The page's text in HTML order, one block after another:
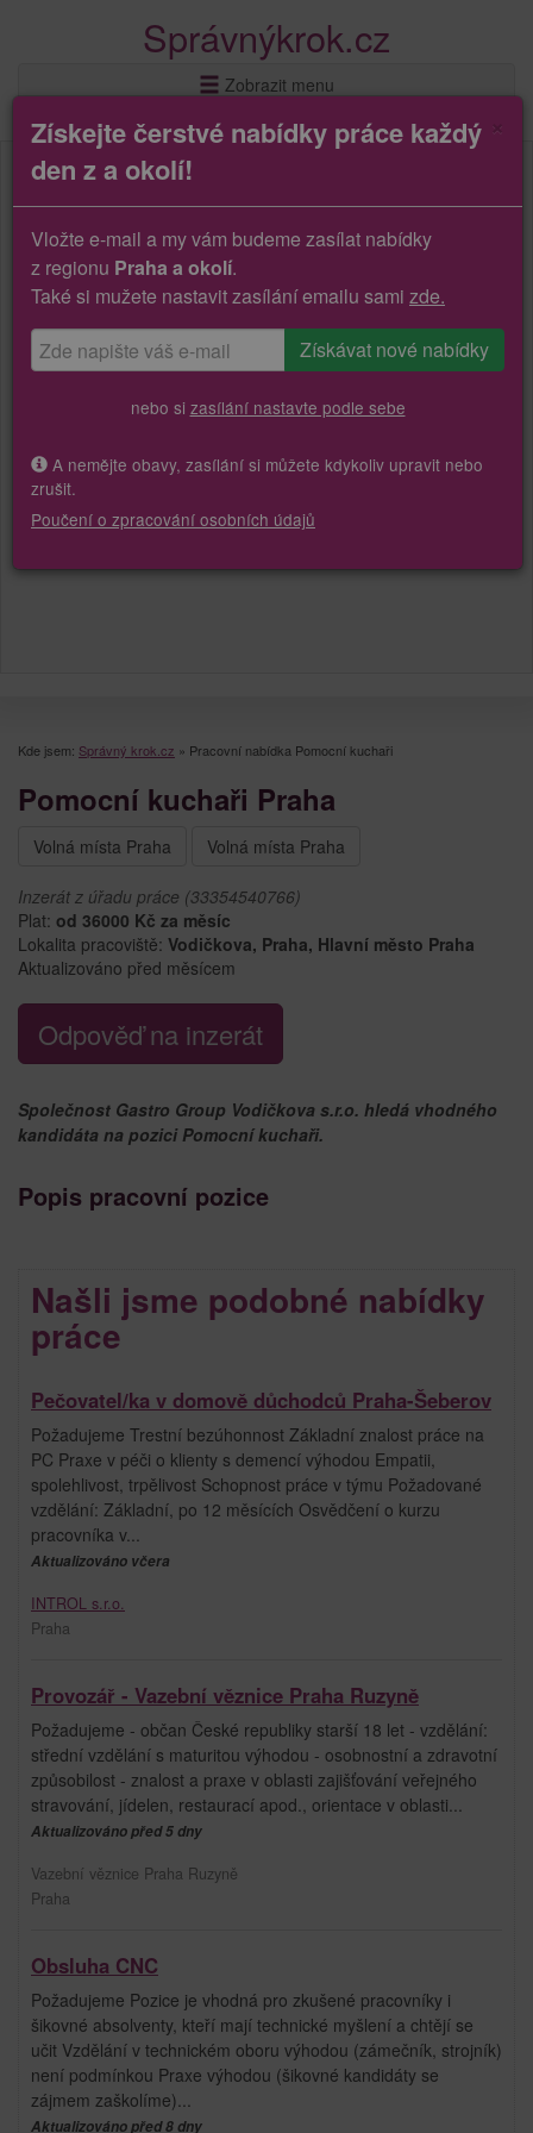
Správnýkrok.cz
Zobrazit menu
Kde jsem: Správný krok.cz » Pracovní nabídka Pomocní kuchaři
Pomocní kuchaři Praha
Volná místa Praha Volná místa Praha
Inzerát z úřadu práce (33354540766)
Plat: od 36000 Kč za měsíc
Lokalita pracoviště: Vodičkova, Praha, Hlavní město Praha
Aktualizováno před měsícem
Odpověď na inzerát
Společnost Gastro Group Vodičkova s.r.o. hledá vhodného
kandidáta na pozici Pomocní kuchaři.
Popis pracovní pozice
Našli jsme podobné nabídky
práce
Pečovatel/ka v domově důchodců Praha-Šeberov
Požadujeme Trestní bezúhonnost Základní znalost práce na
PC Praxe v péči o klienty s demencí výhodou Empatii,
spolehlivost, trpělivost Schopnost práce v týmu Požadované
vzdělání: Základní, po 12 měsících Osvědčení o kurzu
pracovníka v...
Aktualizováno včera
INTROL s.r.o.
Praha
Provozář - Vazební věznice Praha Ruzyně
Požadujeme - občan České republiky starší 18 let - vzdělání:
střední vzdělání s maturitou výhodou - osobnostní a zdravotní
způsobilost - znalost a praxe v oblasti zajišťování veřejného
stravování, jídelen, restaurací apod., orientace v oblasti...
Aktualizováno před 5 dny
Vazební věznice Praha Ruzyně
Praha
Obsluha CNC
Požadujeme Pozice je vhodná pro zkušené pracovníky i
šikovné absolventy, kteří mají technické myšlení a chtějí se
učit Vzdělání v technickém oboru výhodou (zámečník, strojník)
není podmínkou Praxe výhodou (šikovné kandidáty se
zájmem zaškolíme)...
Aktualizováno před 8 dny
Získejte čerstvé nabídky práce každý
den z a okolí!
Vložte e-mail a my vám budeme zasílat nabídky
z regionu Praha a okolí.
Také si mužete nastavit zasílání emailu sami zde.
nebo si zasílání nastavte podle sebe
A nemějte obavy, zasílání si můžete kdykoliv upravit nebo
zrušit.
Poučení o zpracování osobních údajů